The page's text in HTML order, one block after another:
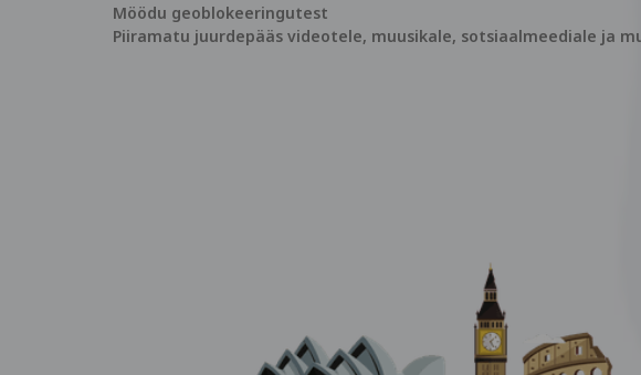
Möödu geoblokeeringutest
Piiramatu juurdepääs videotele, muusikale, sotsiaalmeediale ja